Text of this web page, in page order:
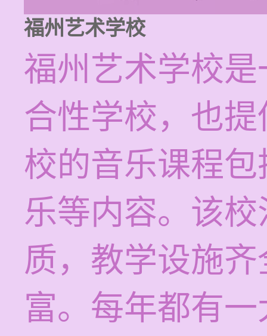
福州艺术学校
福州艺术学校
合性学校，也
校的音乐课程
乐等内容。该
质，教学设施
富。每年都有